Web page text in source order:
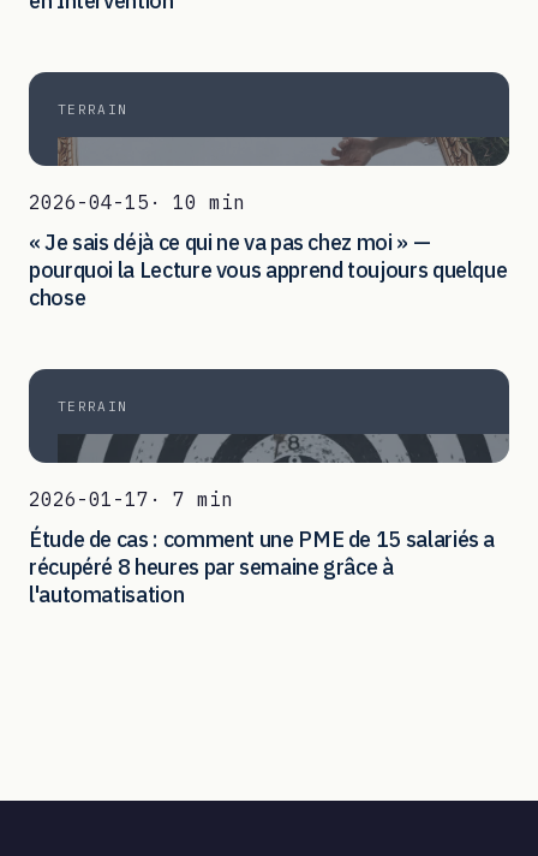
TERRAIN
2026-04-15 · 10 min
« Je sais déjà ce qui ne va pas chez moi » —
pourquoi la Lecture vous apprend toujours quelque
chose
TERRAIN
2026-01-17 · 7 min
Étude de cas : comment une PME de 15 salariés a
récupéré 8 heures par semaine grâce à
l'automatisation